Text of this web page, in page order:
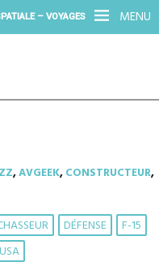
MENU
– VOYAGES
,AVGEEK,CONSTRUCTEUR,
DÉFENSE
F-15
USA